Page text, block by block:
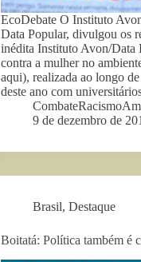
EcoDebate O Instituto
Data Popular, divulgou os
inédita Instituto Avon/Data
contra a mulher no
aqui), realizada ao longo
deste ano com
9 de dezembro de
Brasil,Destaque
Boitatá: Política também é